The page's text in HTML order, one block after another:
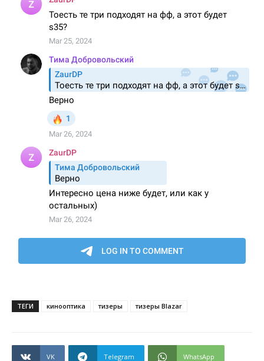
ТЕГИ кинооптика тизеры тизеры Blazar
VK Telegram WhatsApp